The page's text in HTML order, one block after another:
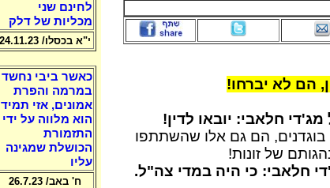
הם לא יברחו!
חלאבי: יובאו לדין!
בוגדנים, הם גם אלו שהשתתפו
של זונות!
חלאבי: כי היה במדי צה"ל.
לחינם שני
מכליות של דלק
י"א בכסלו/ 24.11.23
כאשר ביבי נחשד
במרמה והפרת
אמונים, אזי תמיד
הוא מלווה על ידי
התזמורת
הכושלת שמגינה
עליו
ח' באב/ 26.7.23